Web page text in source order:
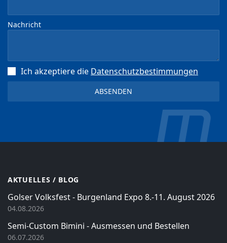
Nachricht
Ich akzeptiere die Datenschutz­bestimmungen
AKTUELLES / BLOG
Golser Volksfest - Burgenland Expo 8.-11. August 2026
04.08.2026
Semi-Custom Bimini - Ausmessen und Bestellen
06.07.2026